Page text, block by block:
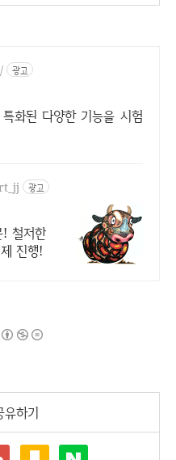
광고
화된 다양한 기능을 시험
광고
! 철저한
진행!
유하기